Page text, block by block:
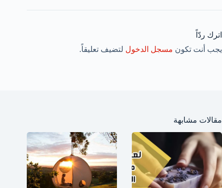
اترك ردّاً
يجب أنت تكون مسجل الدخول لتضيف تعليقاً.
مقالات مشابهة